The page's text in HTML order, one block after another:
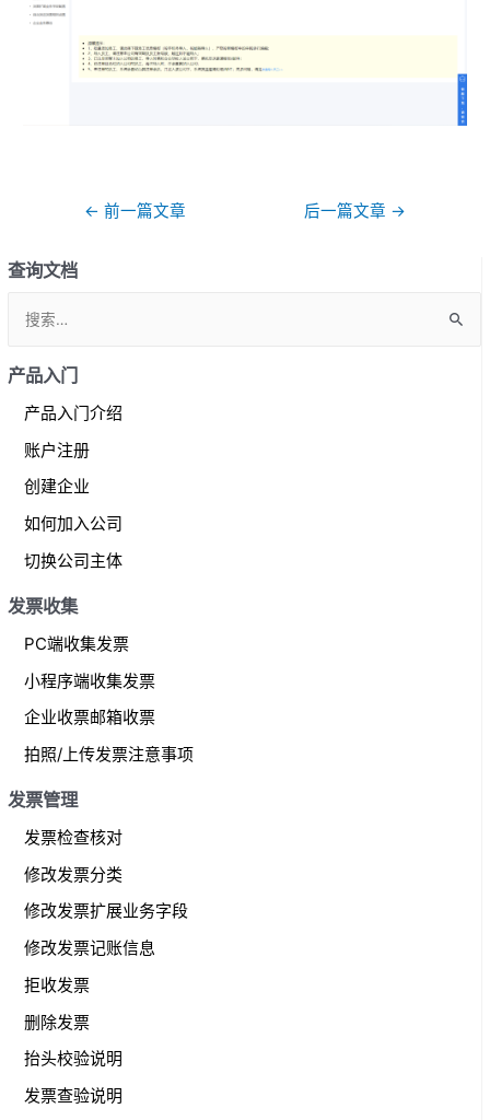
查询文档
a
产品入门
产品入门介绍
账户注册
创建企业
如何加入公司
切换公司主体
发票收集
PC端收集发票
小程序端收集发票
企业收票邮箱收票
拍照/上传发票注意事项
发票管理
发票检查核对
修改发票分类
修改发票扩展业务字段
修改发票记账信息
拒收发票
删除发票
抬头校验说明
发票查验说明
导
← 前一篇文章 后一篇文章 →